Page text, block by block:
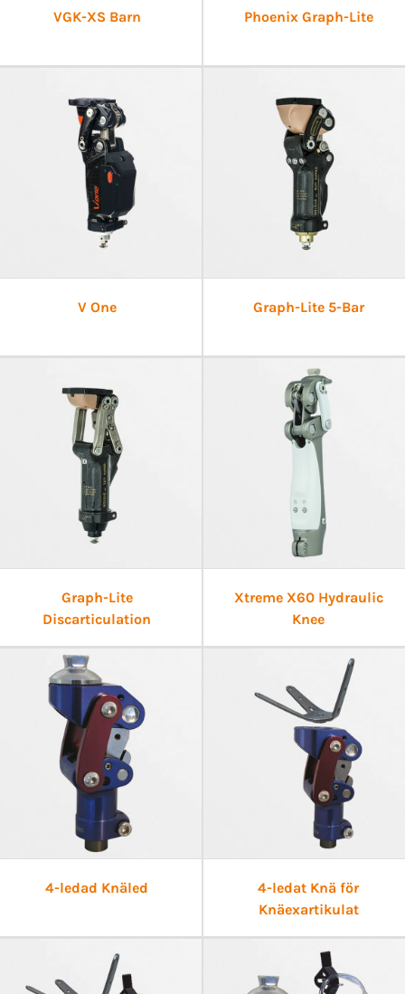
VGK-XS Barn Phoenix Graph-Lite
V One Graph-Lite 5-Bar
Graph-Lite
Discarticulation
Xtreme X60 Hydraulic
Knee
4-ledad Knäled
4-ledat Knä för
Knäexartikulat